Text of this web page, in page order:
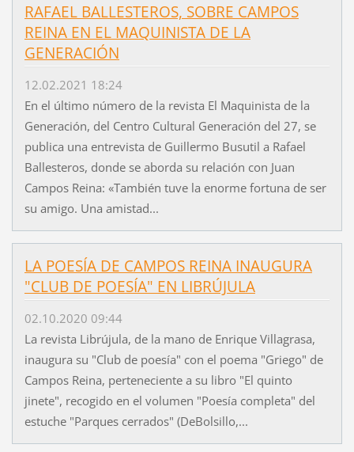
RAFAEL BALLESTEROS, SOBRE CAMPOS
REINA EN EL MAQUINISTA DE LA
GENERACIÓN
12.02.2021 18:24
En el último número de la revista El Maquinista de la
Generación, del Centro Cultural Generación del 27, se
publica una entrevista de Guillermo Busutil a Rafael
Ballesteros, donde se aborda su relación con Juan
Campos Reina: «También tuve la enorme fortuna de ser
su amigo. Una amistad...
LA POESÍA DE CAMPOS REINA INAUGURA
"CLUB DE POESÍA" EN LIBRÚJULA
02.10.2020 09:44
La revista Librújula, de la mano de Enrique Villagrasa,
inaugura su "Club de poesía" con el poema "Griego" de
Campos Reina, perteneciente a su libro "El quinto
jinete", recogido en el volumen "Poesía completa" del
estuche "Parques cerrados" (DeBolsillo,...